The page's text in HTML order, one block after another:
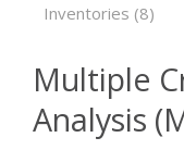
Inventories (8)
Multiple
Analysis